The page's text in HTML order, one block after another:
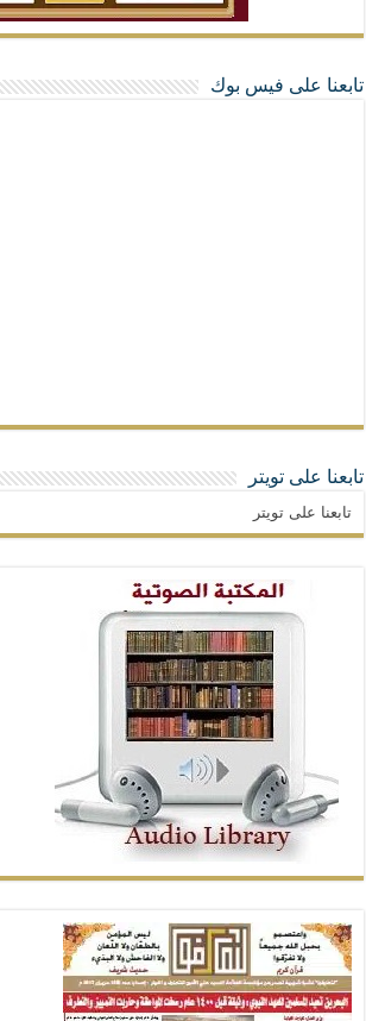
تابعنا على فيس بوك
تابعنا على تويتر
تابعنا على تويتر